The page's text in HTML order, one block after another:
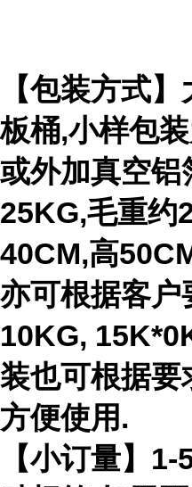
【包装方式
板桶,小样包
或外加真空铝
25KG,毛重约
40CM,高
亦可根据客户
10KG,
装也可根据要
方便使用.
【小订量】